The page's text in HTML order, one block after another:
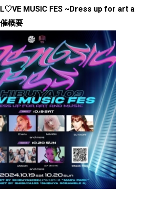
L♡VE MUSIC FES ~Dress up for art a
概要